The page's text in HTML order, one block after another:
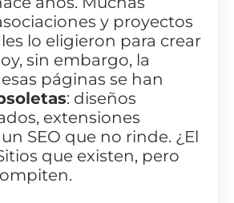
y proyectos
lo eligieron para crear
sin embargo, la
páginas se han
: diseños
extensiones
SEO que no rinde. ¿El
que existen, pero